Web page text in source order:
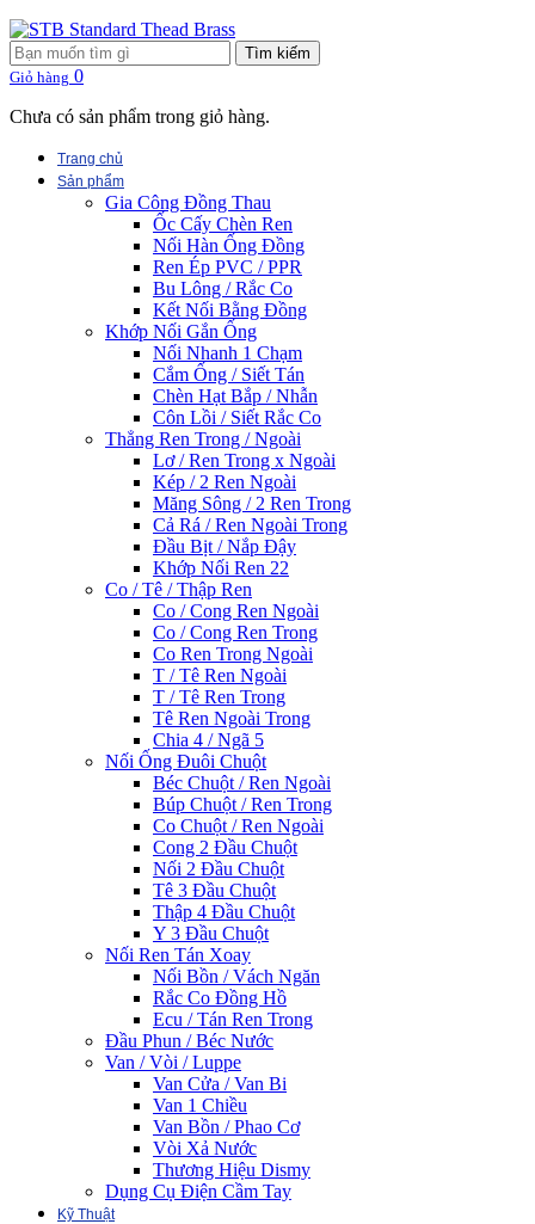
Tìm kiếm
Giỏ hàng 0
Chưa có sản phẩm trong giỏ hàng.
Trang chủ
Sản phẩm
Gia Công Đồng Thau
Ốc Cấy Chèn Ren
Nối Hàn Ống Đồng
Ren Ép PVC / PPR
Bu Lông / Rắc Co
Kết Nối Bằng Đồng
Khớp Nối Gắn Ống
Nối Nhanh 1 Chạm
Cắm Ống / Siết Tán
Chèn Hạt Bắp / Nhẫn
Côn Lồi / Siết Rắc Co
Thẳng Ren Trong / Ngoài
Lơ / Ren Trong x Ngoài
Kép / 2 Ren Ngoài
Măng Sông / 2 Ren Trong
Cả Rá / Ren Ngoài Trong
Đầu Bịt / Nắp Đậy
Khớp Nối Ren 22
Co / Tê / Thập Ren
Co / Cong Ren Ngoài
Co / Cong Ren Trong
Co Ren Trong Ngoài
T / Tê Ren Ngoài
T / Tê Ren Trong
Tê Ren Ngoài Trong
Chia 4 / Ngã 5
Nối Ống Đuôi Chuột
Béc Chuột / Ren Ngoài
Búp Chuột / Ren Trong
Co Chuột / Ren Ngoài
Cong 2 Đầu Chuột
Nối 2 Đầu Chuột
Tê 3 Đầu Chuột
Thập 4 Đầu Chuột
Y 3 Đầu Chuột
Nối Ren Tán Xoay
Nối Bồn / Vách Ngăn
Rắc Co Đồng Hồ
Ecu / Tán Ren Trong
Đầu Phun / Béc Nước
Van / Vòi / Luppe
Van Cửa / Van Bi
Van 1 Chiều
Van Bồn / Phao Cơ
Vòi Xả Nước
Thương Hiệu Dismy
Dụng Cụ Điện Cầm Tay
Kỹ Thuật